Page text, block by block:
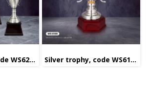
Silver trophy, code WS6222 Silver trophy, code WS6199